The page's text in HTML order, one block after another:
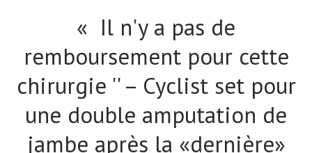
« Il n'y a pas de
remboursement pour cette
chirurgie '' – Cyclist set pour
une double amputation de
jambe après la «dernière»